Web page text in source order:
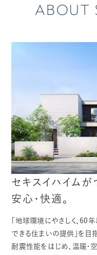
ABOUT
セキスイハイムが
安心・快適。
「地球環境にやさしく、
できる住まいの提供」を目
耐震性能をはじめ、温暖・